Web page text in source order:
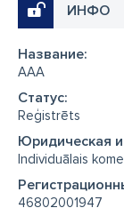
ИНФО
Название:
AAA
Cтатус:
Reģistrēts
Юридическая
Individuālais
46802001947